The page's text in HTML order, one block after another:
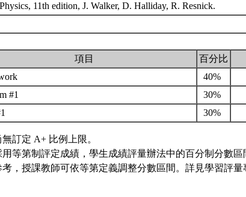
11th edition, J. Walker, D. Halliday, R. Resnick.
項目 百分比
40%
#1
30%
30%
訂定 A+ 比例上限。
用等第制評定成績，學生成績評量辦法中的百分制分數
考，授課教師可依等第定義調整分數區間。詳見學習評量